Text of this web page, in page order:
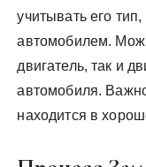
учитывать его
автомобилем.
двигатель, так и
автомобиля.
находится в